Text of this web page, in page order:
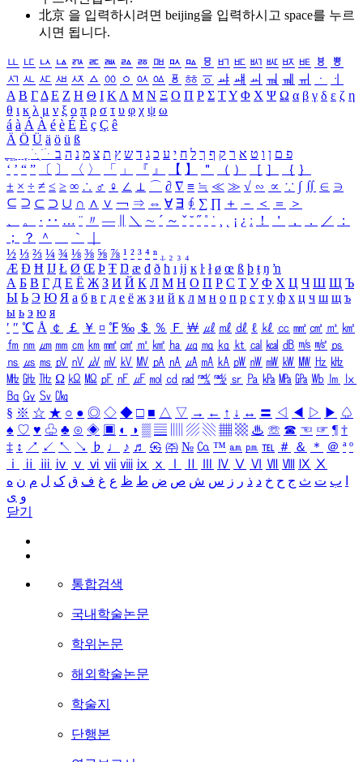
北京 을 입력하시려면 beijing을 입력하시고 space를 누르
시면 됩니다.
ㅥ ㅦ ㅧ ㅨ ㅩ ㅪ ㅫ ㅬ ㅭ ㅮ ㅯ ㅰ ㅱ ㅲ ㅳ ㅴ ㅵ ㅶ ㅷ ㅸ
ㅹ
ㅺ ㅻ ㅼ ㅽ ㅾ ㅿ ㆀ ㆁ ㆂ ㆃ ㆄ ㆅ ㆆ ㆇ ㆈ ㆉ ㆊ ㆋ ㆌ ㆍ
ㆎ
Α Β ΓΔ Ε Ζ Η Θ Ι ΚΛ Μ Ν Ξ Ο Π Ρ Σ ΤΥ Φ Χ Ψ Ω α β γ δ ε ζ η
θ ι κ λ μ ν ξ ο π ρ σ τ υ φ χ ψ ω
á à Á À é è É È ç Ç ê
Ä Ö Ü ä ö ü ß
ִֶֹ ֻּ ׁׂ פ ם ן ו ט א ר ק ף ך ל ח י ע כ ג ד ש ץ ת צ מ נ ה ב
‘ ’ “ ” 〔 〕 〈 〉 「 」 『 』 【 】 ＂ （ ） ［ ］ ｛ ｝
± × ÷ ≠ ≤ ≥ ∞ ∴ ♂ ♀ ∠ ⊥ ⌒ ∂ ∇ ≡ ≒ ≪ ≫ √ ∽ ∝ ∵ ∫ ∬ ∈ ∋
⊆ ⊇ ⊂ ⊃ ∪ ∩ ∧ ∨ ￢ ⇒ ⇔ ∀ ∃ ∮ ∑ ∏ ＋ － ＜ ＝
＞
、
。 · ‥ … ¨ 〃 ― ＼ ∼ ´ ～ ˇ ˘ ˝ ˚ ˙ ¸ ¡ ¿ ː ！ ＇ ， ． ／
：
；
？ ＾ ｀
½ ⅓ ⅔ ¼ ¾ ⅛ ⅜ ⅝ ⅞ ¹ ² ³ ⁴ ⁿ ₁ ₂ ₃ ₄
Æ Ð Ħ Ĳ Ł Ø Œ Þ Ŧ Ŋ æ đ ð ħ ı ĳ ĸ ŀ ł ø œ ß þ ŧ ŋ ŉ
А Б В Г Д Е Ё Ж З И Й К Л М Н О П Р С Т У Ф Х Ц Ч Ш Щ Ъ
Ы Ь Э Ю Я а б в г д е ё ж з и й к л м н о п р с т у ф х ц ч ш щ ъ
ы ь э ю я
′ ″ ℃ Å ￠ ￡ ￥ ¤ ℉ ‰ ＄ ％ Ｆ ￦ ㎕ ㎖ ㎗ ℓ ㎘ ㏄ ㎣ ㎤ ㎥ ㎦
㎙ ㎚ ㎛ ㎜ ㎝ ㎞ ㎟ ㎠ ㎡ ㎢ ㏊ ㎍ ㎎ ㎏ ㏏ ㎈ ㎉ ㏈ ㎧ ㎨ ㎰
㎱ ㎲ ㎳ ㎴ ㎵ ㎶ ㎷ ㎸ ㎹ ㎀ ㎁ ㎂ ㎃ ㎄ ㎺ ㎻ ㎽ ㎾ ㎿ ㎐ ㎑
㎒ ㎓ ㎔ Ω ㏀ ㏁ ㎊ ㎋ ㎌ ㏖ ㏅ ㎭ ㎮ ㎯ ㏛ ㎩ ㎪ ㎫ ㎬ ㏝ ㏐
㏓
㏃ ㏉ ㏜ ㏆
§ ※ ☆ ★ ○ ● ◎ ◇ ◆ □ ■ △ ▽ → ← ↑ ↓ ↔ 〓 ◁ ◀ ▷ ▶ ♤
♠ ♡ ♥ ♧ ♣ ⊙ ◈ ▣ ◐ ◑ ▒ ▤ ▨ ▧ ▦ ▩ ♨ ☏ ☎ ☜ ☞ ¶ †
‡ ↕ ↗ ↙ ↖ ↘ ♭ ♩ ♪ ♬ ㉿ ㈜ № ㏇ ™ ㏂ ㏘ ℡ ＃ ＆ ＊ ＠ ª º
ⅰ
ⅱ ⅲ ⅳ ⅴ ⅵ ⅶ ⅷ ⅸ ⅹ Ⅳ Ⅴ Ⅵ Ⅶ Ⅷ Ⅸ Ⅹ
ب ت ث ج ح خ د ذ ر ز س ش ص ض ط ظ ع غ ف ق ک ل م ن ه
و ی
닫기
통합검색
국내학술논문
학위논문
해외학술논문
학술지
단행본